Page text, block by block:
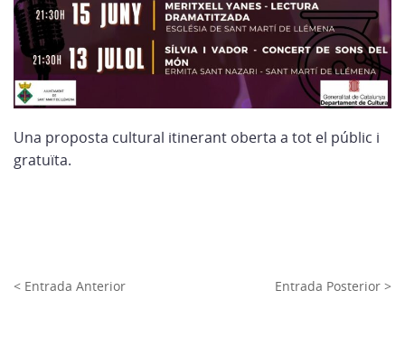
Una proposta cultural itinerant oberta a tot el públic i
gratuïta.
< Entrada Anterior Entrada Posterior >